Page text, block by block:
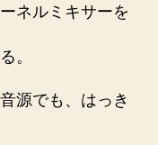
ネルミキサーを
。
源でも、はっき